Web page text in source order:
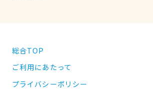
総合TOP
ご利用にあたって
プライバシーポリシー